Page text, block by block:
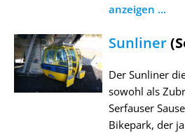
anzeigen ...
Sunliner
Der Sunliner
sowohl als
Serfauser
Bikepark, der